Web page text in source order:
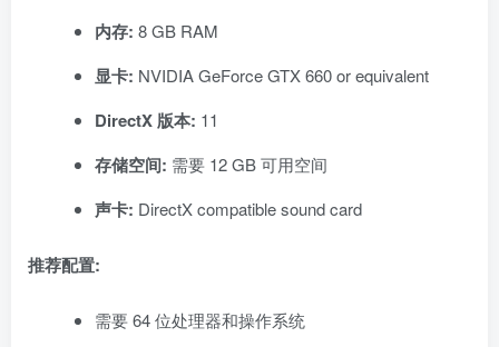
内存: 8 GB RAM
显卡: NVIDIA GeForce GTX 660 or equivalent
DirectX 版本: 11
存储空间: 需要 12 GB 可用空间
声卡: DirectX compatible sound card
推荐配置:
需要 64 位处理器和操作系统